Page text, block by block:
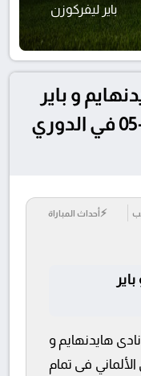
باير ليفركوزن
و باير
ليفركوزن بتاريخ 2025-04-05 في الدوري
⚡أحداث المباراة
04-05 كلا من نادى هايدنهايم و
فى تمام